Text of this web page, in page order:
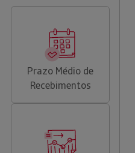
Prazo Médio de
Recebimentos